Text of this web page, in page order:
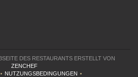
DES RESTAURANTS ERSTELLT VON
ZENCHEF((ÖFFNET EIN NEUES FENSTER))
NUTZUNGSBEDINGUNGEN